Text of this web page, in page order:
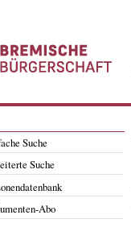
Suche
Suche
Abo